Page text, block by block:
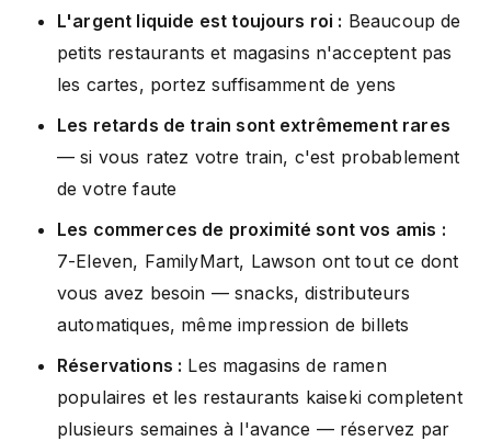
L'argent liquide est toujours roi : Beaucoup de
petits restaurants et magasins n'acceptent pas
les cartes, portez suffisamment de yens
Les retards de train sont extrêmement rares
— si vous ratez votre train, c'est probablement
de votre faute
Les commerces de proximité sont vos amis :
7-Eleven, FamilyMart, Lawson ont tout ce dont
vous avez besoin — snacks, distributeurs
automatiques, même impression de billets
Réservations : Les magasins de ramen
populaires et les restaurants kaiseki completent
plusieurs semaines à l'avance — réservez par